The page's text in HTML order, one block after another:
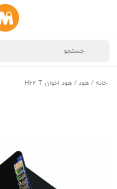
خانه / هود / هود اخوان H62-T